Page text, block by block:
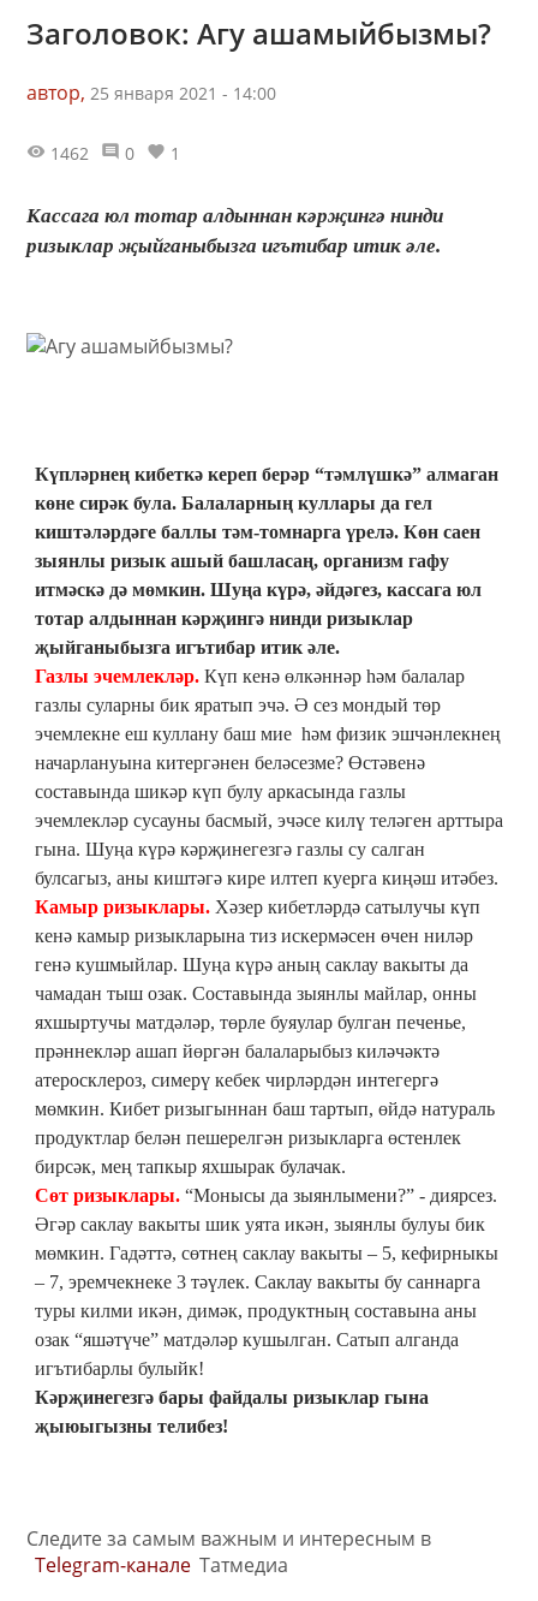
Заголовок: Агу ашамыйбызмы?
автор, 25 января 2021 - 14:00
1462 0 1
Кассага юл тотар алдыннан кәрҗингә нинди
ризыклар җыйганыбызга игътибар итик әле.
Күпләрнең кибеткә кереп берәр “тәмлүшкә” алмаган
көне сирәк була. Балаларның куллары да гел
киштәләрдәге баллы тәм-томнарга үрелә. Көн саен
зыянлы ризык ашый башласаң, организм гафу
итмәскә дә мөмкин. Шуңа күрә, әйдәгез, кассага юл
тотар алдыннан кәрҗингә нинди ризыклар
җыйганыбызга игътибар итик әле.
Газлы эчемлекләр. Күп кенә өлкәннәр һәм балалар
газлы суларны бик яратып эчә. Ә сез мондый төр
эчемлекне еш куллану баш мие һәм физик эшчәнлекнең
начарлануына китергәнен беләсезме? Өстәвенә
составында шикәр күп булу аркасында газлы
эчемлекләр сусауны басмый, эчәсе килү теләген арттыра
гына. Шуңа күрә кәрҗинегезгә газлы су салган
булсагыз, аны киштәгә кире илтеп куерга киңәш итәбез.
Камыр ризыклары. Хәзер кибетләрдә сатылучы күп
кенә камыр ризыкларына тиз искермәсен өчен ниләр
генә кушмыйлар. Шуңа күрә аның саклау вакыты да
чамадан тыш озак. Составында зыянлы майлар, онны
яхшыртучы матдәләр, төрле буяулар булган печенье,
прәннекләр ашап йөргән балаларыбыз киләчәктә
атеросклероз, симерү кебек чирләрдән интегергә
мөмкин. Кибет ризыгыннан баш тартып, өйдә натураль
продуктлар белән пешерелгән ризыкларга өстенлек
бирсәк, мең тапкыр яхшырак булачак.
Сөт ризыклары. “Монысы да зыянлымени?” - диярсез.
Әгәр саклау вакыты шик уята икән, зыянлы булуы бик
мөмкин. Гадәттә, сөтнең саклау вакыты – 5, кефирныкы
– 7, эремчекнеке 3 тәүлек. Саклау вакыты бу саннарга
туры килми икән, димәк, продуктның составына аны
озак “яшәтүче” матдәләр кушылган. Сатып алганда
игътибарлы булыйк!
Кәрҗинегезгә бары файдалы ризыклар гына
җыюыгызны телибез!
Следите за самым важным и интересным в
Telegram-канале Татмедиа